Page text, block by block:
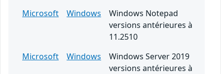
Microsoft
Windows
Windows Notepad
versions antérieures à
11.2510
Microsoft
Windows
Windows Server 2019
versions antérieures à